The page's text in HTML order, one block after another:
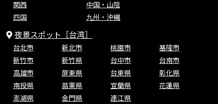
関西
中国・山陰
四国
九州・沖縄
夜景スポット［台湾］
台北市 新北市 桃園市
基隆市
新竹市
新竹県 台中市
台南市
高雄市
屏東県 台東県
彰化県
南投県
苗栗県 宜蘭県
花蓮県
澎湖県
金門県 連江県